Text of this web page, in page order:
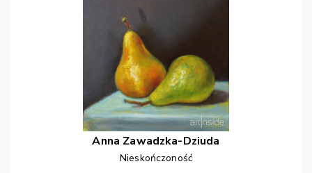
Anna Zawadzka-Dziuda
Nieskończoność